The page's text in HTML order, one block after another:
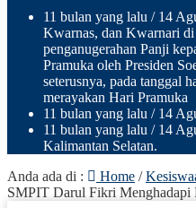
11 bulan yang lalu / 14
Kwarnas, dan Kwarnari di
penganugerahan Panji
Pramuka oleh Presiden
seterusnya, pada tanggal
merayakan Hari Pramuka
11 bulan yang lalu / 14
11 bulan yang lalu / 14
Kalimantan Selatan.
Anda ada di :
Home /
SMPIT Darul Fikri Menghadapi